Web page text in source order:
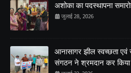
अशोका का पदस्थापना
जुलाई 28, 2026
आनासागर झील स्वच्छता एवं
संगठन ने श्रमदान कर किया